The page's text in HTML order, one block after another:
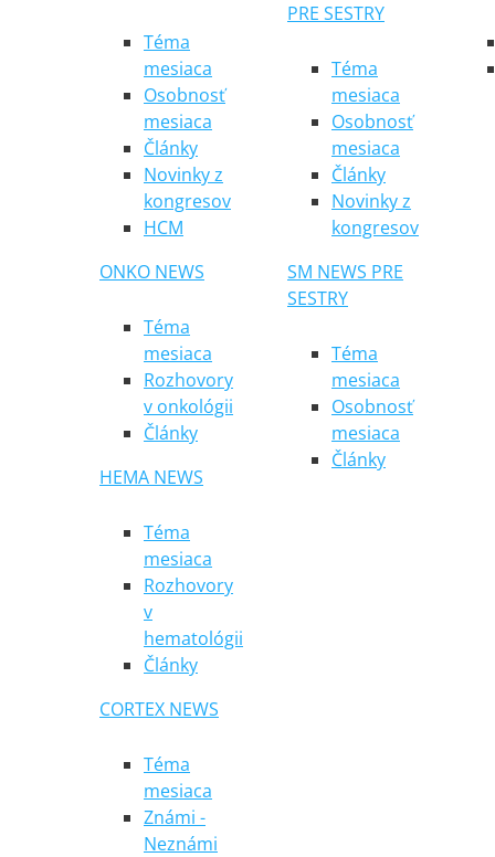
Téma
mesiaca
Osobnosť
mesiaca
Články
Novinky z
kongresov
HCM
ONKO NEWS
Téma
mesiaca
Rozhovory
v onkológii
Články
HEMA NEWS
Téma
mesiaca
Rozhovory
v
hematológii
Články
CORTEX NEWS
Téma
mesiaca
Známi -
Neznámi
PRE SESTRY
Téma
mesiaca
Osobnosť
mesiaca
Články
Novinky z
kongresov
SM NEWS PRE
SESTRY
Téma
mesiaca
Osobnosť
mesiaca
Články